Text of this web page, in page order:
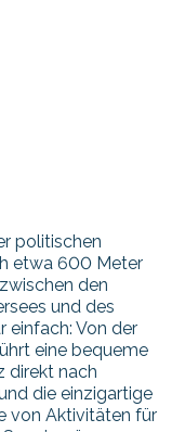
politischen
etwa 600 Meter
den
und des
einfach: Von der
eine bequeme
direkt nach
die einzigartige
von Aktivitäten für